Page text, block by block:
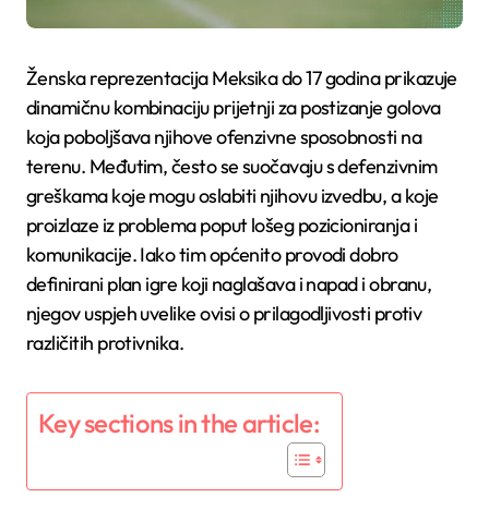
Ženska reprezentacija Meksika do 17 godina prikazuje
dinamičnu kombinaciju prijetnji za postizanje golova
koja poboljšava njihove ofenzivne sposobnosti na
terenu. Međutim, često se suočavaju s defenzivnim
greškama koje mogu oslabiti njihovu izvedbu, a koje
proizlaze iz problema poput lošeg pozicioniranja i
komunikacije. Iako tim općenito provodi dobro
definirani plan igre koji naglašava i napad i obranu,
njegov uspjeh uvelike ovisi o prilagodljivosti protiv
različitih protivnika.
Key sections in the article: